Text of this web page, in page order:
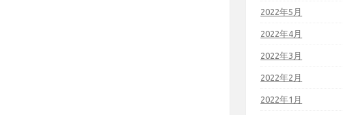
2022年5月
2022年4月
2022年3月
2022年2月
2022年1月